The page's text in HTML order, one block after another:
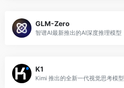
GLM-Zero
智谱AI最新推出的AI深度推理模型
K1
Kimi 推出的全新一代视觉思考模型